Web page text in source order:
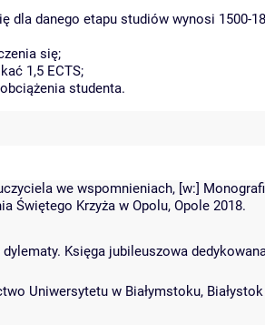
danego etapu studiów wynosi 1500-
się;
1,5 ECTS;
studenta.
we wspomnieniach, [w:]
Świętego Krzyża w Opolu, Opole 2018.
Księga jubileuszowa
Uniwersytetu w Białymstoku, Białystok